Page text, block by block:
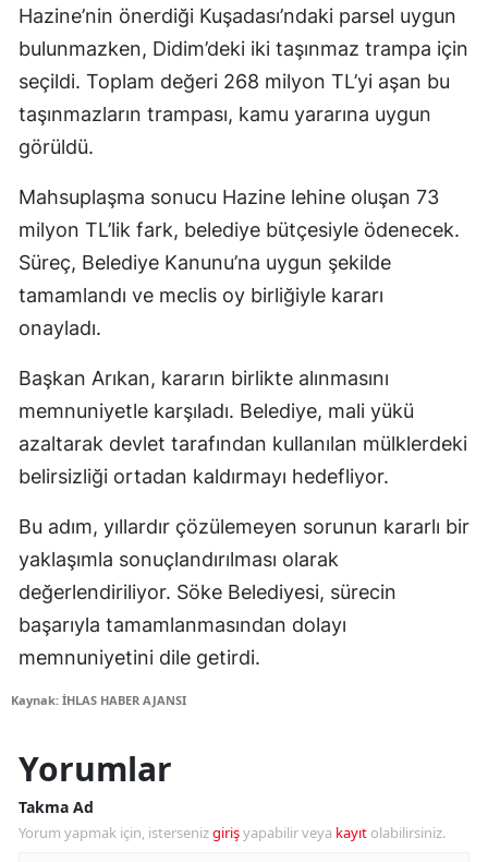
Hazine’nin önerdiği Kuşadası’ndaki parsel uygun
bulunmazken, Didim’deki iki taşınmaz trampa için
seçildi. Toplam değeri 268 milyon TL’yi aşan bu
taşınmazların trampası, kamu yararına uygun
görüldü.
Mahsuplaşma sonucu Hazine lehine oluşan 73
milyon TL’lik fark, belediye bütçesiyle ödenecek.
Süreç, Belediye Kanunu’na uygun şekilde
tamamlandı ve meclis oy birliğiyle kararı
onayladı.
Başkan Arıkan, kararın birlikte alınmasını
memnuniyetle karşıladı. Belediye, mali yükü
azaltarak devlet tarafından kullanılan mülklerdeki
belirsizliği ortadan kaldırmayı hedefliyor.
Bu adım, yıllardır çözülemeyen sorunun kararlı bir
yaklaşımla sonuçlandırılması olarak
değerlendiriliyor. Söke Belediyesi, sürecin
başarıyla tamamlanmasından dolayı
memnuniyetini dile getirdi.
Kaynak: İHLAS HABER AJANSI
Yorumlar
Takma Ad
Yorum yapmak için, istersenizgirişyapabilir veya kayıt olabilirsiniz.